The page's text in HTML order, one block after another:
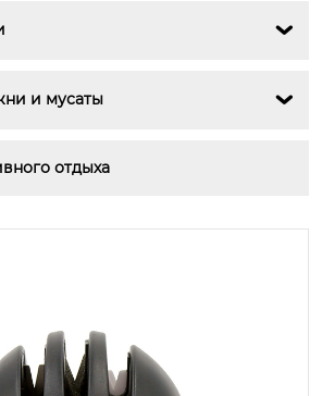

и мусаты 
отдыха